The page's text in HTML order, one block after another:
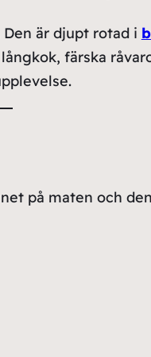
är djupt rotad i
färska
på maten och